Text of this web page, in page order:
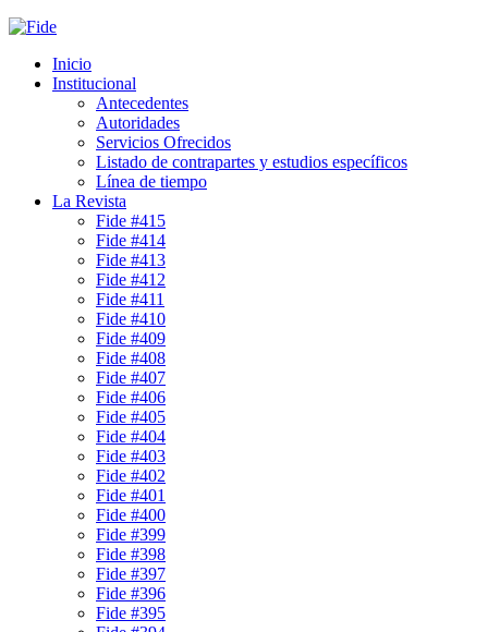
Inicio
Institucional
Antecedentes
Autoridades
Servicios Ofrecidos
Listado de contrapartes y estudios específicos
Línea de tiempo
La Revista
Fide #415
Fide #414
Fide #413
Fide #412
Fide #411
Fide #410
Fide #409
Fide #408
Fide #407
Fide #406
Fide #405
Fide #404
Fide #403
Fide #402
Fide #401
Fide #400
Fide #399
Fide #398
Fide #397
Fide #396
Fide #395